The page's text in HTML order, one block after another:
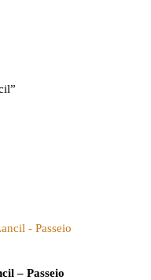
– Passeio